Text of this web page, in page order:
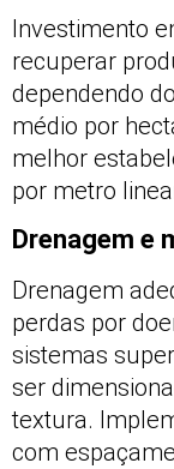
Investimento
recuperar
dependendo
médio por
melhor
por metro
Drenagem e
Drenagem
perdas por
sistemas
ser
textura.
com